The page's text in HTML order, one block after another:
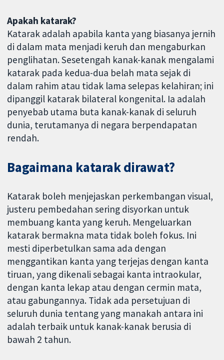
Apakah katarak?
Katarak adalah apabila kanta yang biasanya jernih
di dalam mata menjadi keruh dan mengaburkan
penglihatan. Sesetengah kanak-kanak mengalami
katarak pada kedua-dua belah mata sejak di
dalam rahim atau tidak lama selepas kelahiran; ini
dipanggil katarak bilateral kongenital. Ia adalah
penyebab utama buta kanak-kanak di seluruh
dunia, terutamanya di negara berpendapatan
rendah.
Bagaimana katarak dirawat?
Katarak boleh menjejaskan perkembangan visual,
justeru pembedahan sering disyorkan untuk
membuang kanta yang keruh. Mengeluarkan
katarak bermakna mata tidak boleh fokus. Ini
mesti diperbetulkan sama ada dengan
menggantikan kanta yang terjejas dengan kanta
tiruan, yang dikenali sebagai kanta intraokular,
dengan kanta lekap atau dengan cermin mata,
atau gabungannya. Tidak ada persetujuan di
seluruh dunia tentang yang manakah antara ini
adalah terbaik untuk kanak-kanak berusia di
bawah 2 tahun.